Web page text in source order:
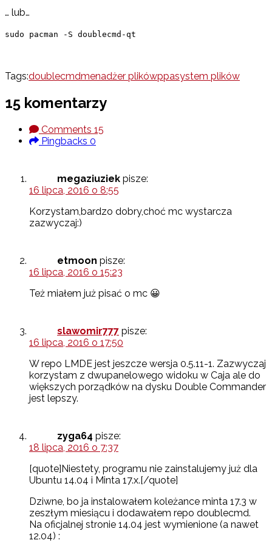
… lub…
sudo pacman -S doublecmd-qt
Tags:doublecmdmenadżer plikówppasystem plików
15 komentarzy
Comments 15
Pingbacks 0
megaziuziek pisze:
16 lipca, 2016 o 8:55
Korzystam,bardzo dobry,choć mc wystarcza
zazwyczaj:)
etmoon pisze:
16 lipca, 2016 o 15:23
Też miałem już pisać o mc 😀
slawomir777 pisze:
16 lipca, 2016 o 17:50
W repo LMDE jest jeszcze wersja 0.5.11-1. Zazwyczaj
korzystam z dwupanelowego widoku w Caja ale do
większych porządków na dysku Double Commander
jest lepszy.
zyga64 pisze:
18 lipca, 2016 o 7:37
[quote]Niestety, programu nie zainstalujemy już dla
Ubuntu 14.04 i Minta 17.x.[/quote]
Dziwne, bo ja instalowałem koleżance minta 17.3 w
zeszłym miesiącu i dodawałem repo doublecmd.
Na oficjalnej stronie 14.04 jest wymienione (a nawet
12.04) :